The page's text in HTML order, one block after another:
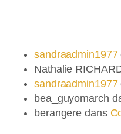
sandraadmin1977
Nathalie
sandraadmin1977
bea_guyomarch
berangere dans